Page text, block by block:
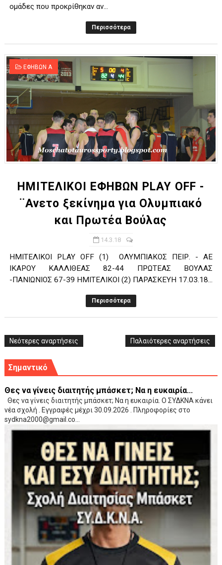
ομάδες που προκρίθηκαν αν...
Περισσότερα
ΕΦΗΒΩΝ Α
ΗΜΙΤΕΛΙΚΟΙ ΕΦΗΒΩΝ PLAY OFF -
¨Ανετο ξεκίνημα για Ολυμπιακό
και Πρωτέα Βούλας
14.3.18
ΗΜΙΤΕΛΙΚΟΙ PLAY OFF (1) OΛΥΜΠΙΑΚΟΣ ΠΕΙΡ. - ΑΕ
ΙΚΑΡΟΥ ΚΑΛΛΙΘΕΑΣ 82-44 ΠΡΩΤΕΑΣ ΒΟΥΛΑΣ
-ΠΑΝΙΩΝΙΟΣ 67-39 ΗΜΙΤΕΛΙΚΟΙ (2) ΠΑΡΑΣΚΕΥΗ 17.03.18...
Περισσότερα
Νεότερες αναρτήσεις Παλαιότερες αναρτήσεις
Σημαντικό
Θες να γίνεις διαιτητής μπάσκετ; Να η ευκαιρία...
Θες να γίνεις διαιτητής μπάσκετ; Να η ευκαιρία. Ο ΣΥΔΚΝΑ κάνει
νέα σχολή . Εγγραφές μέχρι 30.09.2026 . Πληροφορίες στο
sydkna2000@gmail.co...